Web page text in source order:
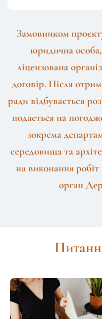
Замовником
юридична
ліцензована
договір. Після
ради відбувається
подається на
зокрема
середовища та
на виконання
орган